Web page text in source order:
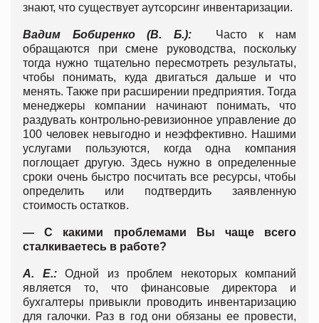
знают, что существует аутсорсинг инвентаризации.
Вадим Бобиренко (В. Б.):
Часто к нам
обращаются при смене руководства, поскольку
тогда нужно тщательно пересмотреть результаты,
чтобы понимать, куда двигаться дальше и что
менять. Также при расширении предприятия. Тогда
менеджеры компании начинают понимать, что
раздувать контрольно-ревизионное управление до
100 человек невыгодно и неэффективно. Нашими
услугами пользуются, когда одна компания
поглощает другую. Здесь нужно в определенные
сроки очень быстро посчитать все ресурсы, чтобы
определить или подтвердить заявленную
стоимость остатков.
— С какими проблемами Вы чаще всего
сталкиваетесь в работе?
А. Е.:Одной из проблем некоторых компаний
является то, что финансовые директора и
бухгалтеры привыкли проводить инвентаризацию
для галочки. Раз в год они обязаны ее провести,